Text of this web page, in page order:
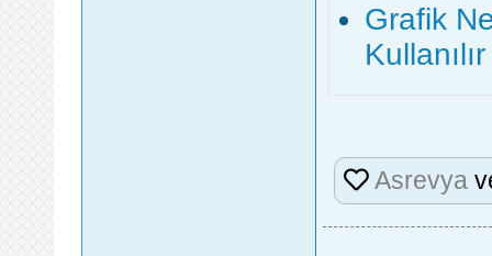
Grafik
Asrevya